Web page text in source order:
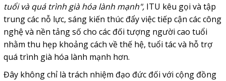
tuổi và quá trình già hóa lành mạnh", ITU kêu gọi và tập
trung các nỗ lực, sáng kiến thúc đẩy việc tiếp cận các công
nghệ và nền tảng số cho các đối tượng người cao tuổi
nhằm thu hẹp khoảng cách về thế hệ, tuổi tác và hỗ trợ
quá trình già hóa lành mạnh hơn.
Đây không chỉ là trách nhiệm đạo đức đối với cộng đồng